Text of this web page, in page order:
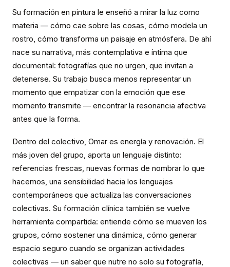
Su formación en pintura le enseñó a mirar la luz como
materia — cómo cae sobre las cosas, cómo modela un
rostro, cómo transforma un paisaje en atmósfera. De ahí
nace su narrativa, más contemplativa e íntima que
documental: fotografías que no urgen, que invitan a
detenerse. Su trabajo busca menos representar un
momento que empatizar con la emoción que ese
momento transmite — encontrar la resonancia afectiva
antes que la forma.
Dentro del colectivo, Omar es energía y renovación. El
más joven del grupo, aporta un lenguaje distinto:
referencias frescas, nuevas formas de nombrar lo que
hacemos, una sensibilidad hacia los lenguajes
contemporáneos que actualiza las conversaciones
colectivas. Su formación clínica también se vuelve
herramienta compartida: entiende cómo se mueven los
grupos, cómo sostener una dinámica, cómo generar
espacio seguro cuando se organizan actividades
colectivas — un saber que nutre no solo su fotografía,